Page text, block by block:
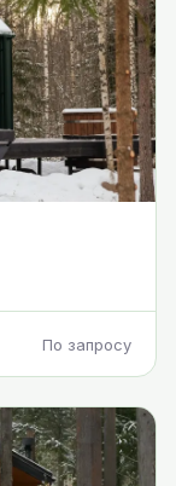
По запросу